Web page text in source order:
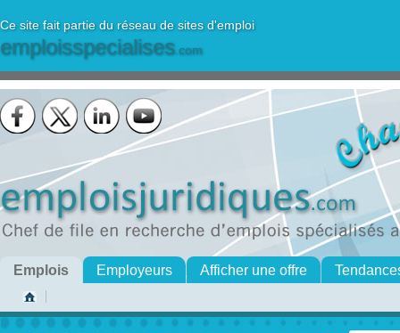
Ce site fait partie du réseau de sites d'emploi
emploisspecialises.com
Emplois Employeurs Afficher une offre